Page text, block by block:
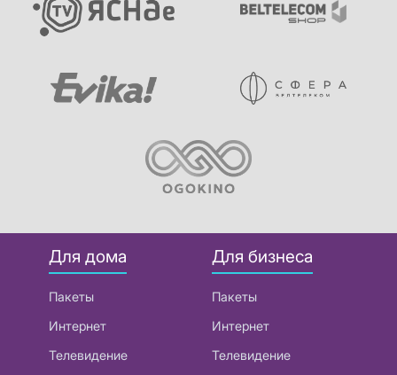
Для дома
Пакеты
Интернет
Телевидение
Для бизнеса
Пакеты
Интернет
Телевидение